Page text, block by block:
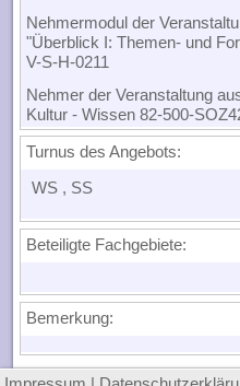
Nehmermodul der
"Überblick I: Themen- und
V-S-H-0211
Nehmer der Veranstaltung
Kultur - Wissen 82-500-
Turnus des Angebots:
WS , SS
Beteiligte Fachgebiete:
Bemerkung: